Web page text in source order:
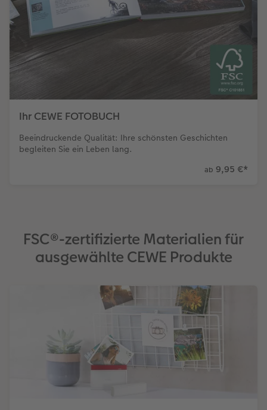
Ihr CEWE FOTOBUCH
Beeindruckende Qualität: Ihre schönsten Geschichten
begleiten Sie ein Leben lang.
ab 9,95 €*
FSC®-zertifizierte Materialien für
ausgewählte CEWE Produkte